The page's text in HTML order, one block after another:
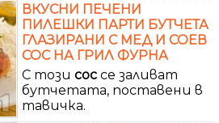
ВКУСНИ ПЕЧЕНИ
ПИЛЕШКИ ПАРТИ БУТЧЕТА
ГЛАЗИРАНИ С МЕД И СОЕВ
СОС НА ГРИЛ ФУРНА
С този сос се заливат
бутчетата, поставени в
тавичка.